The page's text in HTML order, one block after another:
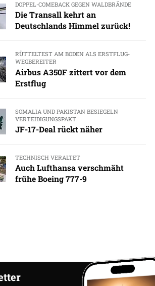
DOPPEL-COMEBACK GEGEN WALDBRÄNDE
Die Transall kehrt an
Deutschlands Himmel zurück!
RÜTTELTEST AM BODEN ALS ERSTFLUG-
WEGBEREITER
Airbus A350F zittert vor dem
Erstflug
SOMALIA UND PAKISTAN BESIEGELN
VERTEIDIGUNGSPAKT
JF-17-Deal rückt näher
TECHNISCH VERALTET
Auch Lufthansa verschmäht
frühe Boeing 777-9